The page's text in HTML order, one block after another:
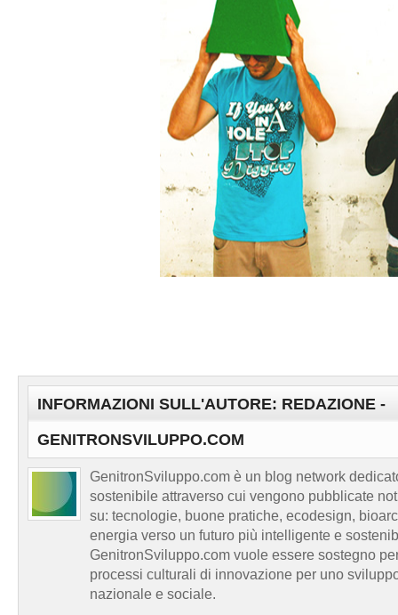
INFORMAZIONI SULL'AUTORE: REDAZIONE -
GENITRONSVILUPPO.COM
GenitronSviluppo.com è un blog network
sostenibile attraverso cui vengono pubblicate
su: tecnologie, buone pratiche, ecodesign,
energia verso un futuro più intelligente e
GenitronSviluppo.com vuole essere sostegno
processi culturali di innovazione per uno
nazionale e sociale.